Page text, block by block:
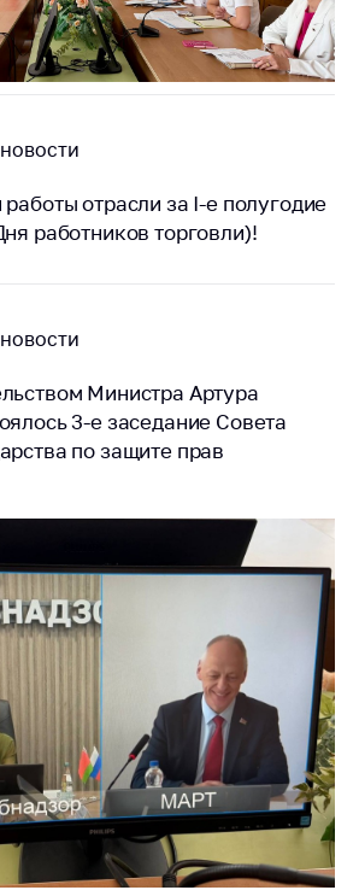
мер
в
МАРТ
юр. лиц
росте
и
отрасли за I-е полугодие
работников торговли)!
Министра Артура
3-е заседание Совета
по защите прав